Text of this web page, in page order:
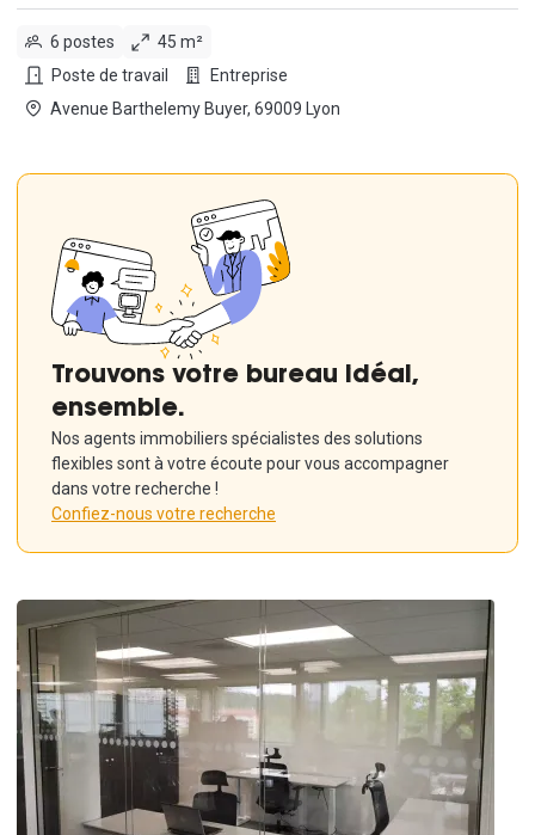
6 postes
45 m²
Poste de travail
Entreprise
Avenue Barthelemy Buyer, 69009 Lyon
Trouvons votre bureau idéal,
ensemble.
Nos agents immobiliers spécialistes des solutions
flexibles sont à votre écoute pour vous accompagner
dans votre recherche !
Confiez-nous votre recherche